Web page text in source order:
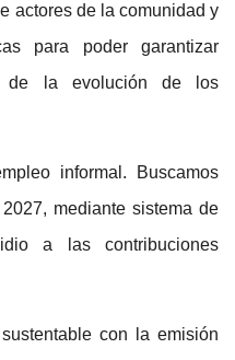
actores de la comunidad y
para poder garantizar
de la evolución de los
informal . Buscamos
mediante sistema de
a las contribuciones
con la emisión